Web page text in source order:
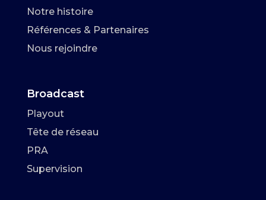
Notre histoire
Références & Partenaires
Nous rejoindre
Broadcast
Playout
Tête de réseau
PRA
Supervision